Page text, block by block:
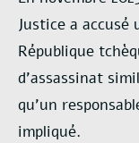
Justice a
République
d’assassinat
qu’un
impliqué.